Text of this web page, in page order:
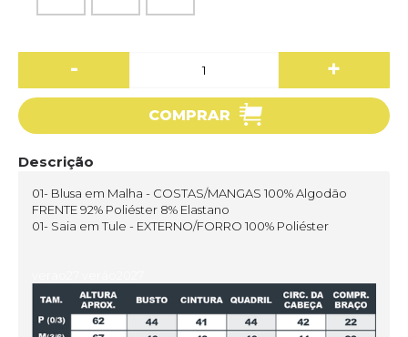
- +
COMPRAR
Descrição
01- Blusa em Malha - COSTAS/MANGAS 100% Algodão
FRENTE 92% Poliéster 8% Elastano
01- Saia em Tule - EXTERNO/FORRO 100% Poliéster